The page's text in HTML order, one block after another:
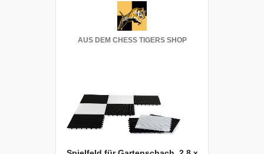
AUS DEM CHESS TIGERS SHOP